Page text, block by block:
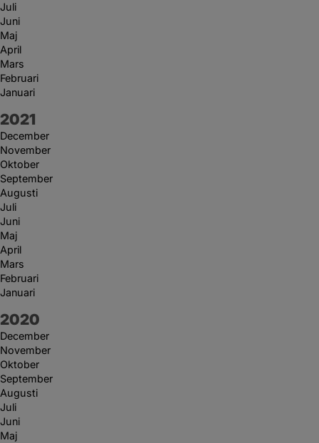
Juli
Juni
Maj
April
Mars
Februari
Januari
År:
2021
December
November
Oktober
September
Augusti
Juli
Juni
Maj
April
Mars
Februari
Januari
År:
2020
December
November
Oktober
September
Augusti
Juli
Juni
Maj